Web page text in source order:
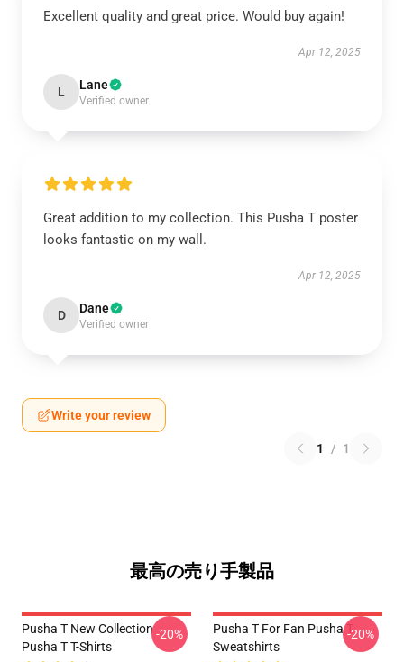
Excellent quality and great price. Would buy again!
Apr 12, 2025
L Lane
Verified owner
Great addition to my collection. This Pusha T poster
looks fantastic on my wall.
Apr 12, 2025
D Dane
Verified owner
Write your review
1 / 1
最高の売り手製品
Pusha T New Collection
Pusha T T-Shirts
-20%
Pusha T For Fan Pusha T
Sweatshirts
-20%